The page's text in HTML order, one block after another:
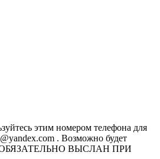
этим номером телефона для
. Возможно будет
ОБЯЗАТЕЛЬНО ВЫСЛАН ПРИ